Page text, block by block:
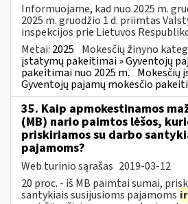
Informuojame, kad nuo 2025 m.
2025 m. gruodžio 1 d. priimtas
inspekcijos prie Lietuvos
Metai: 2025 Mokesčių žinyno
įstatymų pakeitimai » Gyventojų
pakeitimai nuo 2025 m. Mokesčių
Gyventojų pajamų mokesčio
35. Kaip apmokestinamos
(MB) nario paimtos lėšos,
priskiriamos su darbo
pajamoms?
Web turinio sąrašas 2019-03-12
20 proc. - iš MB paimtai sumai,
santykiais susijusioms pajamoms ir